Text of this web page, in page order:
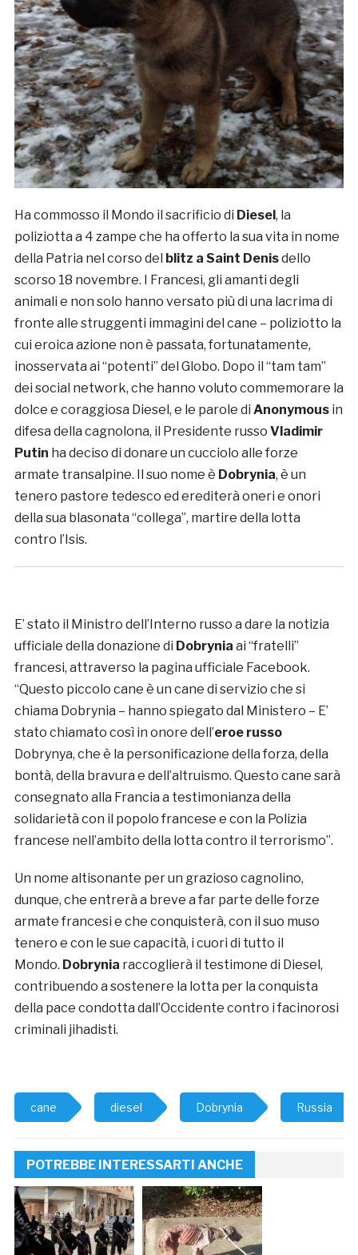
Ha commosso il Mondo il sacrificio di Diesel, la
poliziotta a 4 zampe che ha offerto la sua vita in nome
della Patria nel corso del blitz a Saint Denisdello
scorso 18 novembre. I Francesi, gli amanti degli
animali e non solo hanno versato più di una lacrima di
fronte alle struggenti immagini del cane – poliziotto la
cui eroica azione non è passata, fortunatamente,
inosservata ai “potenti” del Globo. Dopo il “tam tam”
dei social network, che hanno voluto commemorare la
dolce e coraggiosa Diesel, e le parole di Anonymousin
difesa della cagnolona, il Presidente russo Vladimir
Putin ha deciso di donare un cucciolo alle forze
armate transalpine. Il suo nome è Dobrynia, è un
tenero pastore tedesco ed erediterà oneri e onori
della sua blasonata “collega”, martire della lotta
contro l’Isis.
E’ stato il Ministro dell’Interno russo a dare la notizia
ufficiale della donazione di Dobrynia ai “fratelli”
francesi, attraverso la pagina ufficiale Facebook.
“Questo piccolo cane è un cane di servizio che si
chiama Dobrynia – hanno spiegato dal Ministero – E’
stato chiamato così in onore dell’eroe russo
Dobrynya, che è la personificazione della forza, della
bontà, della bravura e dell’altruismo. Questo cane sarà
consegnato alla Francia a testimonianza della
solidarietà con il popolo francese e con la Polizia
francese nell’ambito della lotta contro il terrorismo”.
Un nome altisonante per un grazioso cagnolino,
dunque, che entrerà a breve a far parte delle forze
armate francesi e che conquisterà, con il suo muso
tenero e con le sue capacità, i cuori di tutto il
Mondo. Dobrynia raccoglierà il testimone di Diesel,
contribuendo a sostenere la lotta per la conquista
della pace condotta dall’Occidente contro i facinorosi
criminali jihadisti.
cane diesel Dobrynia Russia
POTREBBE INTERESSARTI ANCHE